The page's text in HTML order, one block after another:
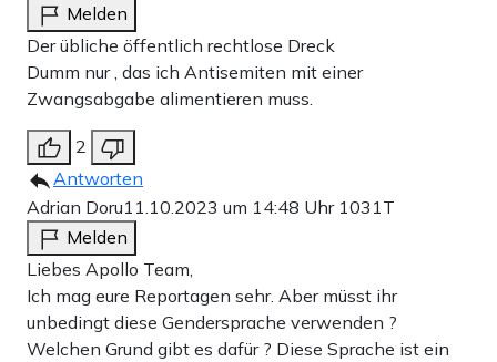
Melden
Der übliche öffentlich rechtlose Dreck
Dumm nur , das ich Antisemiten mit einer
Zwangsabgabe alimentieren muss.
2
Antworten
Adrian Doru11.10.2023 um 14:48 Uhr 1031T
Melden
Liebes Apollo Team,
Ich mag eure Reportagen sehr. Aber müsst ihr
unbedingt diese Gendersprache verwenden ?
Welchen Grund gibt es dafür ? Diese Sprache ist ein